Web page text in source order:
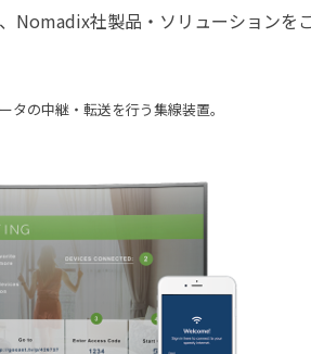
社製品・ソリューションをご
の中継・転送を行う集線装置。